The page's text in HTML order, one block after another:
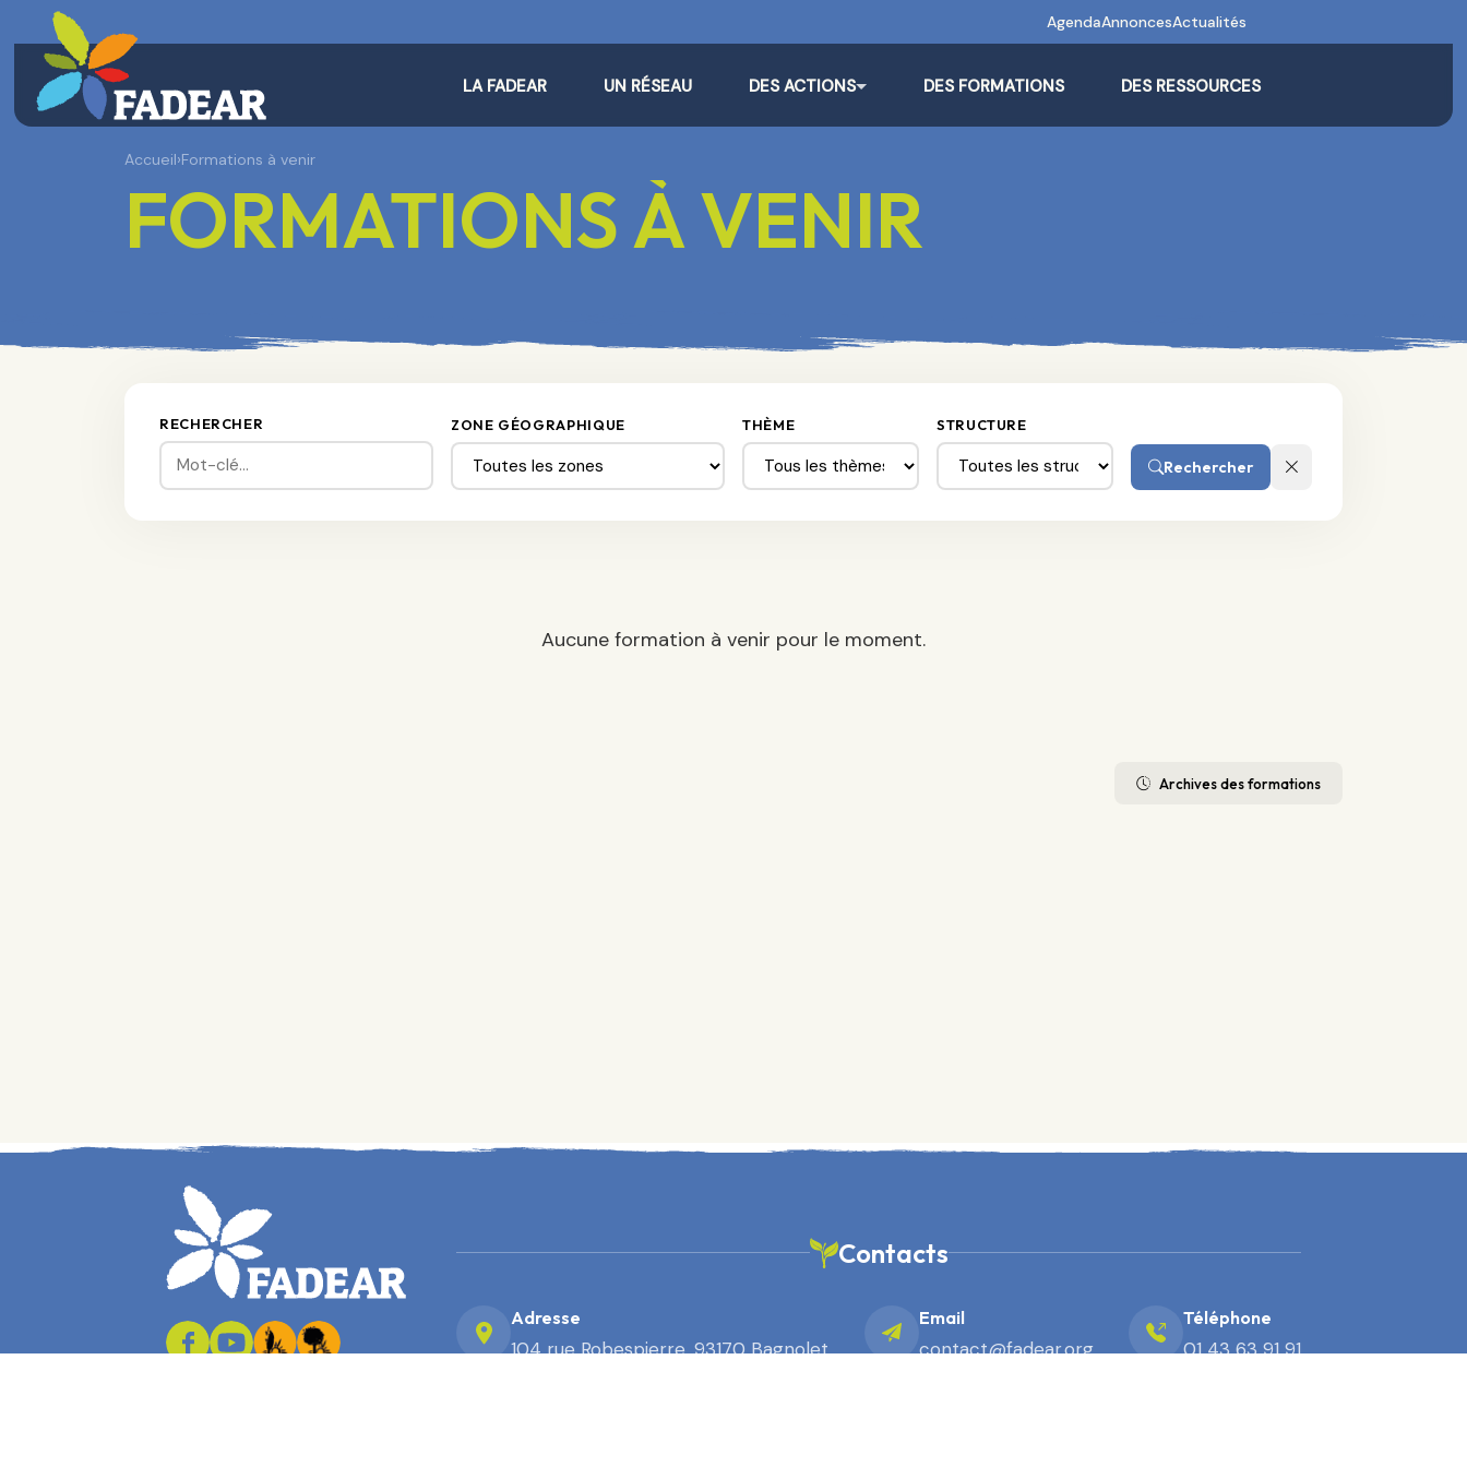
AgendaAnnoncesActualités
LA FADEAR UN RÉSEAU DES ACTIONS DES FORMATIONS DES RESSOURCES
Accueil›Formations à venir
FORMATIONS À VENIR
RECHERCHER ZONE GÉOGRAPHIQUE THÈME STRUCTURE
Rechercher
Aucune formation à venir pour le moment.
Archives des formations
Contacts
Adresse
104 rue Robespierre, 93170 Bagnolet
Email
contact@fadear.org
Téléphone
01 43 63 91 91